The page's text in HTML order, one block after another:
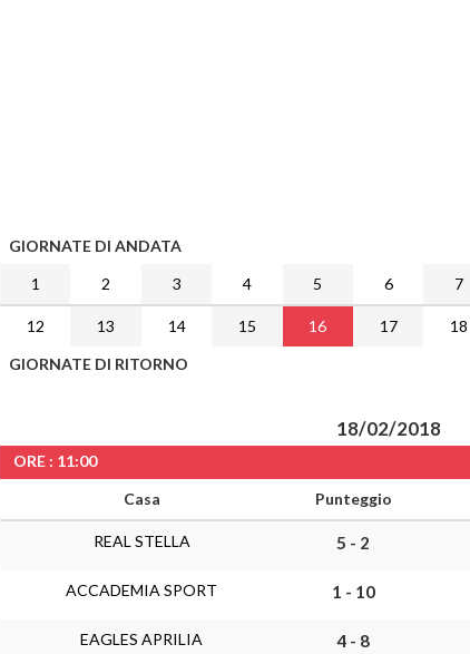
GIORNATE DI ANDATA
1
2 3 4 5 6 7
12 13 14 15 16 17 18
GIORNATE DI RITORNO
18/02/2018
ORE : 11:00
Casa
Punteggio
REAL STELLA 5 - 2
ACCADEMIA SPORT 1 - 10
EAGLES APRILIA 4 - 8